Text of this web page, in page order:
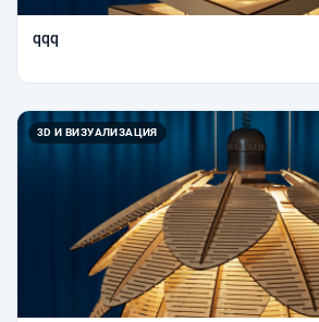
qqq
3D И ВИЗУАЛИЗАЦИЯ